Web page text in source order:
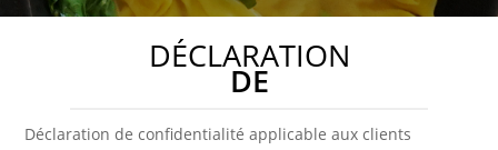
DÉCLARATION
DE
Déclaration de confidentialité applicable aux clients